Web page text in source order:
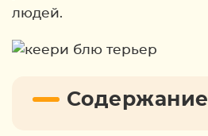
людей.
Содержание